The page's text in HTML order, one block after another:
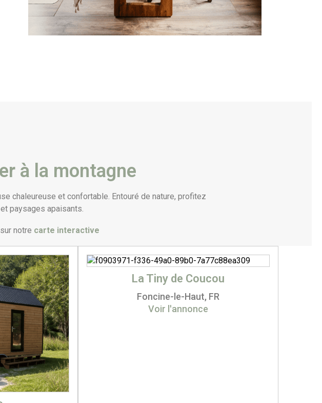
à la montagne
chaleureuse et confortable. Entouré de nature, profitez
paysages apaisants.
notre carte interactive
La Tiny de Coucou
Foncine-le-Haut, FR
Voir l'annonce